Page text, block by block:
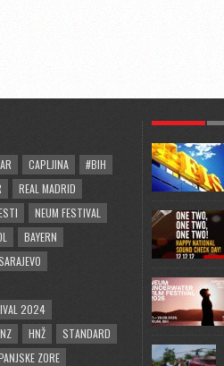
CAPLJINA
#BIH
REAL MADRID
NEUM FESTIVAL
BAYERN
2024
HNŽ
STANDARD
ZORE